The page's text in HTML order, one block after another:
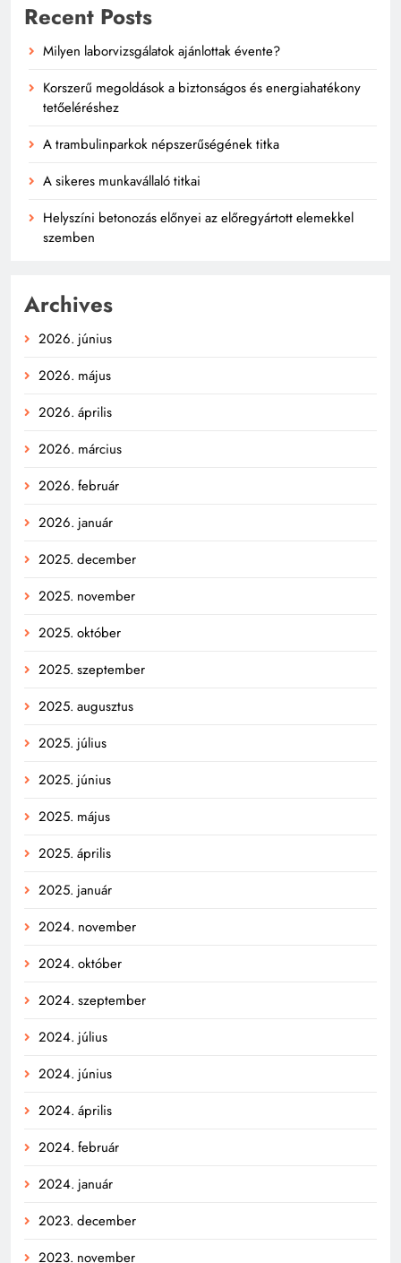
Recent Posts
Milyen laborvizsgálatok ajánlottak évente?
Korszerű megoldások a biztonságos és energiahatékony
tetőeléréshez
A trambulinparkok népszerűségének titka
A sikeres munkavállaló titkai
Helyszíni betonozás előnyei az előregyártott elemekkel
szemben
Archives
2026. június
2026. május
2026. április
2026. március
2026. február
2026. január
2025. december
2025. november
2025. október
2025. szeptember
2025. augusztus
2025. július
2025. június
2025. május
2025. április
2025. január
2024. november
2024. október
2024. szeptember
2024. július
2024. június
2024. április
2024. február
2024. január
2023. december
2023. november